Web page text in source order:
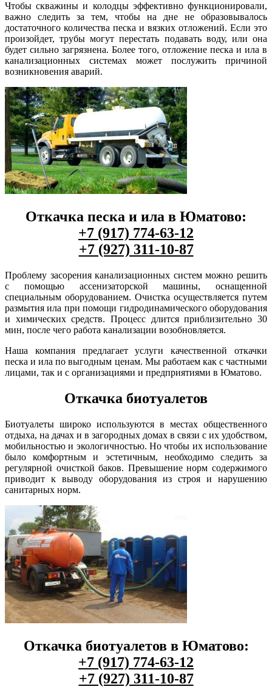
Чтобы скважины и колодцы эффективно функционировали,
важно следить за тем, чтобы на дне не образовывалось
достаточного количества песка и вязких отложений. Если это
произойдет, трубы могут перестать подавать воду, или она
будет сильно загрязнена. Более того, отложение песка и ила в
канализационных системах может послужить причиной
возникновения аварий.
Откачка песка и ила в Юматово:
+7 (917) 774-63-12
+7 (927) 311-10-87
Проблему засорения канализационных систем можно решить
с помощью ассенизаторской машины, оснащенной
специальным оборудованием. Очистка осуществляется путем
размытия ила при помощи гидродинамического оборудования
и химических средств. Процесс длится приблизительно 30
мин, после чего работа канализации возобновляется.
Наша компания предлагает услуги качественной откачки
песка и ила по выгодным ценам. Мы работаем как с частными
лицами, так и с организациями и предприятиями в Юматово.
Откачка биотуалетов
Биотуалеты широко используются в местах общественного
отдыха, на дачах и в загородных домах в связи с их удобством,
мобильностью и экологичностью. Но чтобы их использование
было комфортным и эстетичным, необходимо следить за
регулярной очисткой баков. Превышение норм содержимого
приводит к выводу оборудования из строя и нарушению
санитарных норм.
Откачка биотуалетов в Юматово:
+7 (917) 774-63-12
+7 (927) 311-10-87